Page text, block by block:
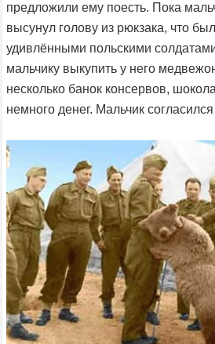
предложили ему поесть. Пока
высунул голову из рюкзака, что
удивлёнными польскими
мальчику выкупить у него
несколько банок консервов,
немного денег. Мальчик